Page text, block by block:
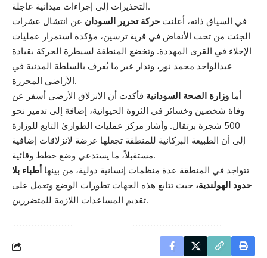
التحذيرات إلى إجراءات ميدانية عاجلة.
في السياق ذاته، أعلنت حركة تحرير السودان عن انتشال عشرات
الجثث من تحت الأنقاض في قرية ترسين، مؤكدة استمرار عمليات
الإجلاء في القرى المهددة. وتخضع المنطقة لسيطرة الحركة بقيادة
عبدالواحد محمد نور، وتدار عبر ما يُعرف بالسلطة المدنية في
الأراضي المحررة.
أما وزارة الصحة السودانية فأكدت أن الانزلاق الأرضي أسفر عن
وفاة شخصين وخسائر في الثروة الحيوانية، إضافة إلى تدمير نحو
500 شجرة برتقال. وأشار مركز عمليات الطوارئ التابع للوزارة
إلى أن الطبيعة البركانية للمنطقة تجعلها عرضة لانزلاقات إضافية
مستقبلاً، ما يستدعي وضع خطط وقائية.
تتواجد في المنطقة عدة منظمات إنسانية دولية، من بينها أطباء بلا
حدود الهولندية، حيث تتابع هذه الجهات تطورات الوضع وتعمل على
تقديم المساعدات اللازمة للمتضررين.